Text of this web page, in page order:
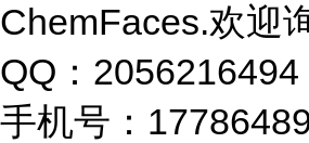
ChemFaces.欢迎
QQ：2056216494
手机号：